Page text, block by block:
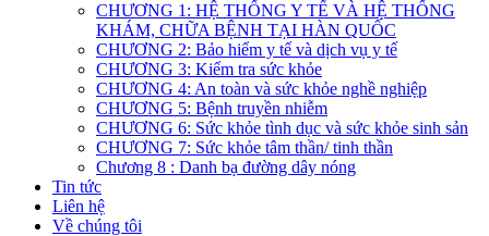
CHƯƠNG 1: HỆ THỐNG Y TẾ VÀ HỆ THỐNG
KHÁM, CHỮA BỆNH TẠI HÀN QUỐC
CHƯƠNG 2: Bảo hiểm y tế và dịch vụ y tế
CHƯƠNG 3: Kiểm tra sức khỏe
CHƯƠNG 4: An toàn và sức khỏe nghề nghiệp
CHƯƠNG 5: Bệnh truyền nhiễm
CHƯƠNG 6: Sức khỏe tình dục và sức khỏe sinh sản
CHƯƠNG 7: Sức khỏe tâm thần/ tinh thần
Chương 8 : Danh bạ đường dây nóng
Tin tức
Liên hệ
Về chúng tôi